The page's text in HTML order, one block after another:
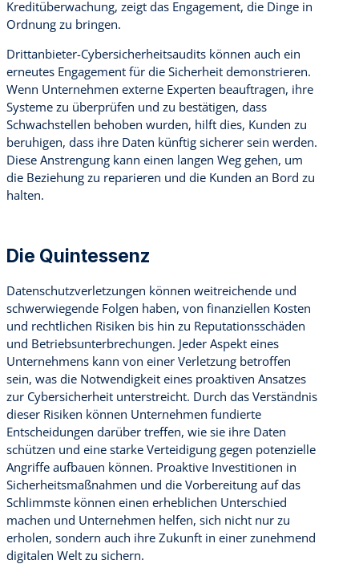
Kreditüberwachung, zeigt das Engagement, die Dinge in
Ordnung zu bringen.
Drittanbieter-Cybersicherheitsaudits können auch ein
erneutes Engagement für die Sicherheit demonstrieren.
Wenn Unternehmen externe Experten beauftragen, ihre
Systeme zu überprüfen und zu bestätigen, dass
Schwachstellen behoben wurden, hilft dies, Kunden zu
beruhigen, dass ihre Daten künftig sicherer sein werden.
Diese Anstrengung kann einen langen Weg gehen, um
die Beziehung zu reparieren und die Kunden an Bord zu
halten.
Die Quintessenz
Datenschutzverletzungen können weitreichende und
schwerwiegende Folgen haben, von finanziellen Kosten
und rechtlichen Risiken bis hin zu Reputationsschäden
und Betriebsunterbrechungen. Jeder Aspekt eines
Unternehmens kann von einer Verletzung betroffen
sein, was die Notwendigkeit eines proaktiven Ansatzes
zur Cybersicherheit unterstreicht. Durch das Verständnis
dieser Risiken können Unternehmen fundierte
Entscheidungen darüber treffen, wie sie ihre Daten
schützen und eine starke Verteidigung gegen potenzielle
Angriffe aufbauen können. Proaktive Investitionen in
Sicherheitsmaßnahmen und die Vorbereitung auf das
Schlimmste können einen erheblichen Unterschied
machen und Unternehmen helfen, sich nicht nur zu
erholen, sondern auch ihre Zukunft in einer zunehmend
digitalen Welt zu sichern.